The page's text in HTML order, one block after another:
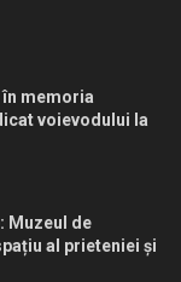
în memoria
voievodului la
Muzeul de
al prieteniei și